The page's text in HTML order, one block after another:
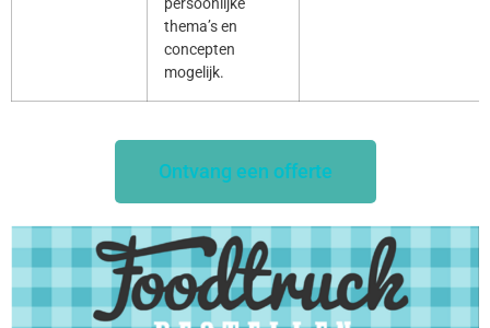
persoonlijke
thema’s en
concepten
mogelijk.
Ontvang een offerte